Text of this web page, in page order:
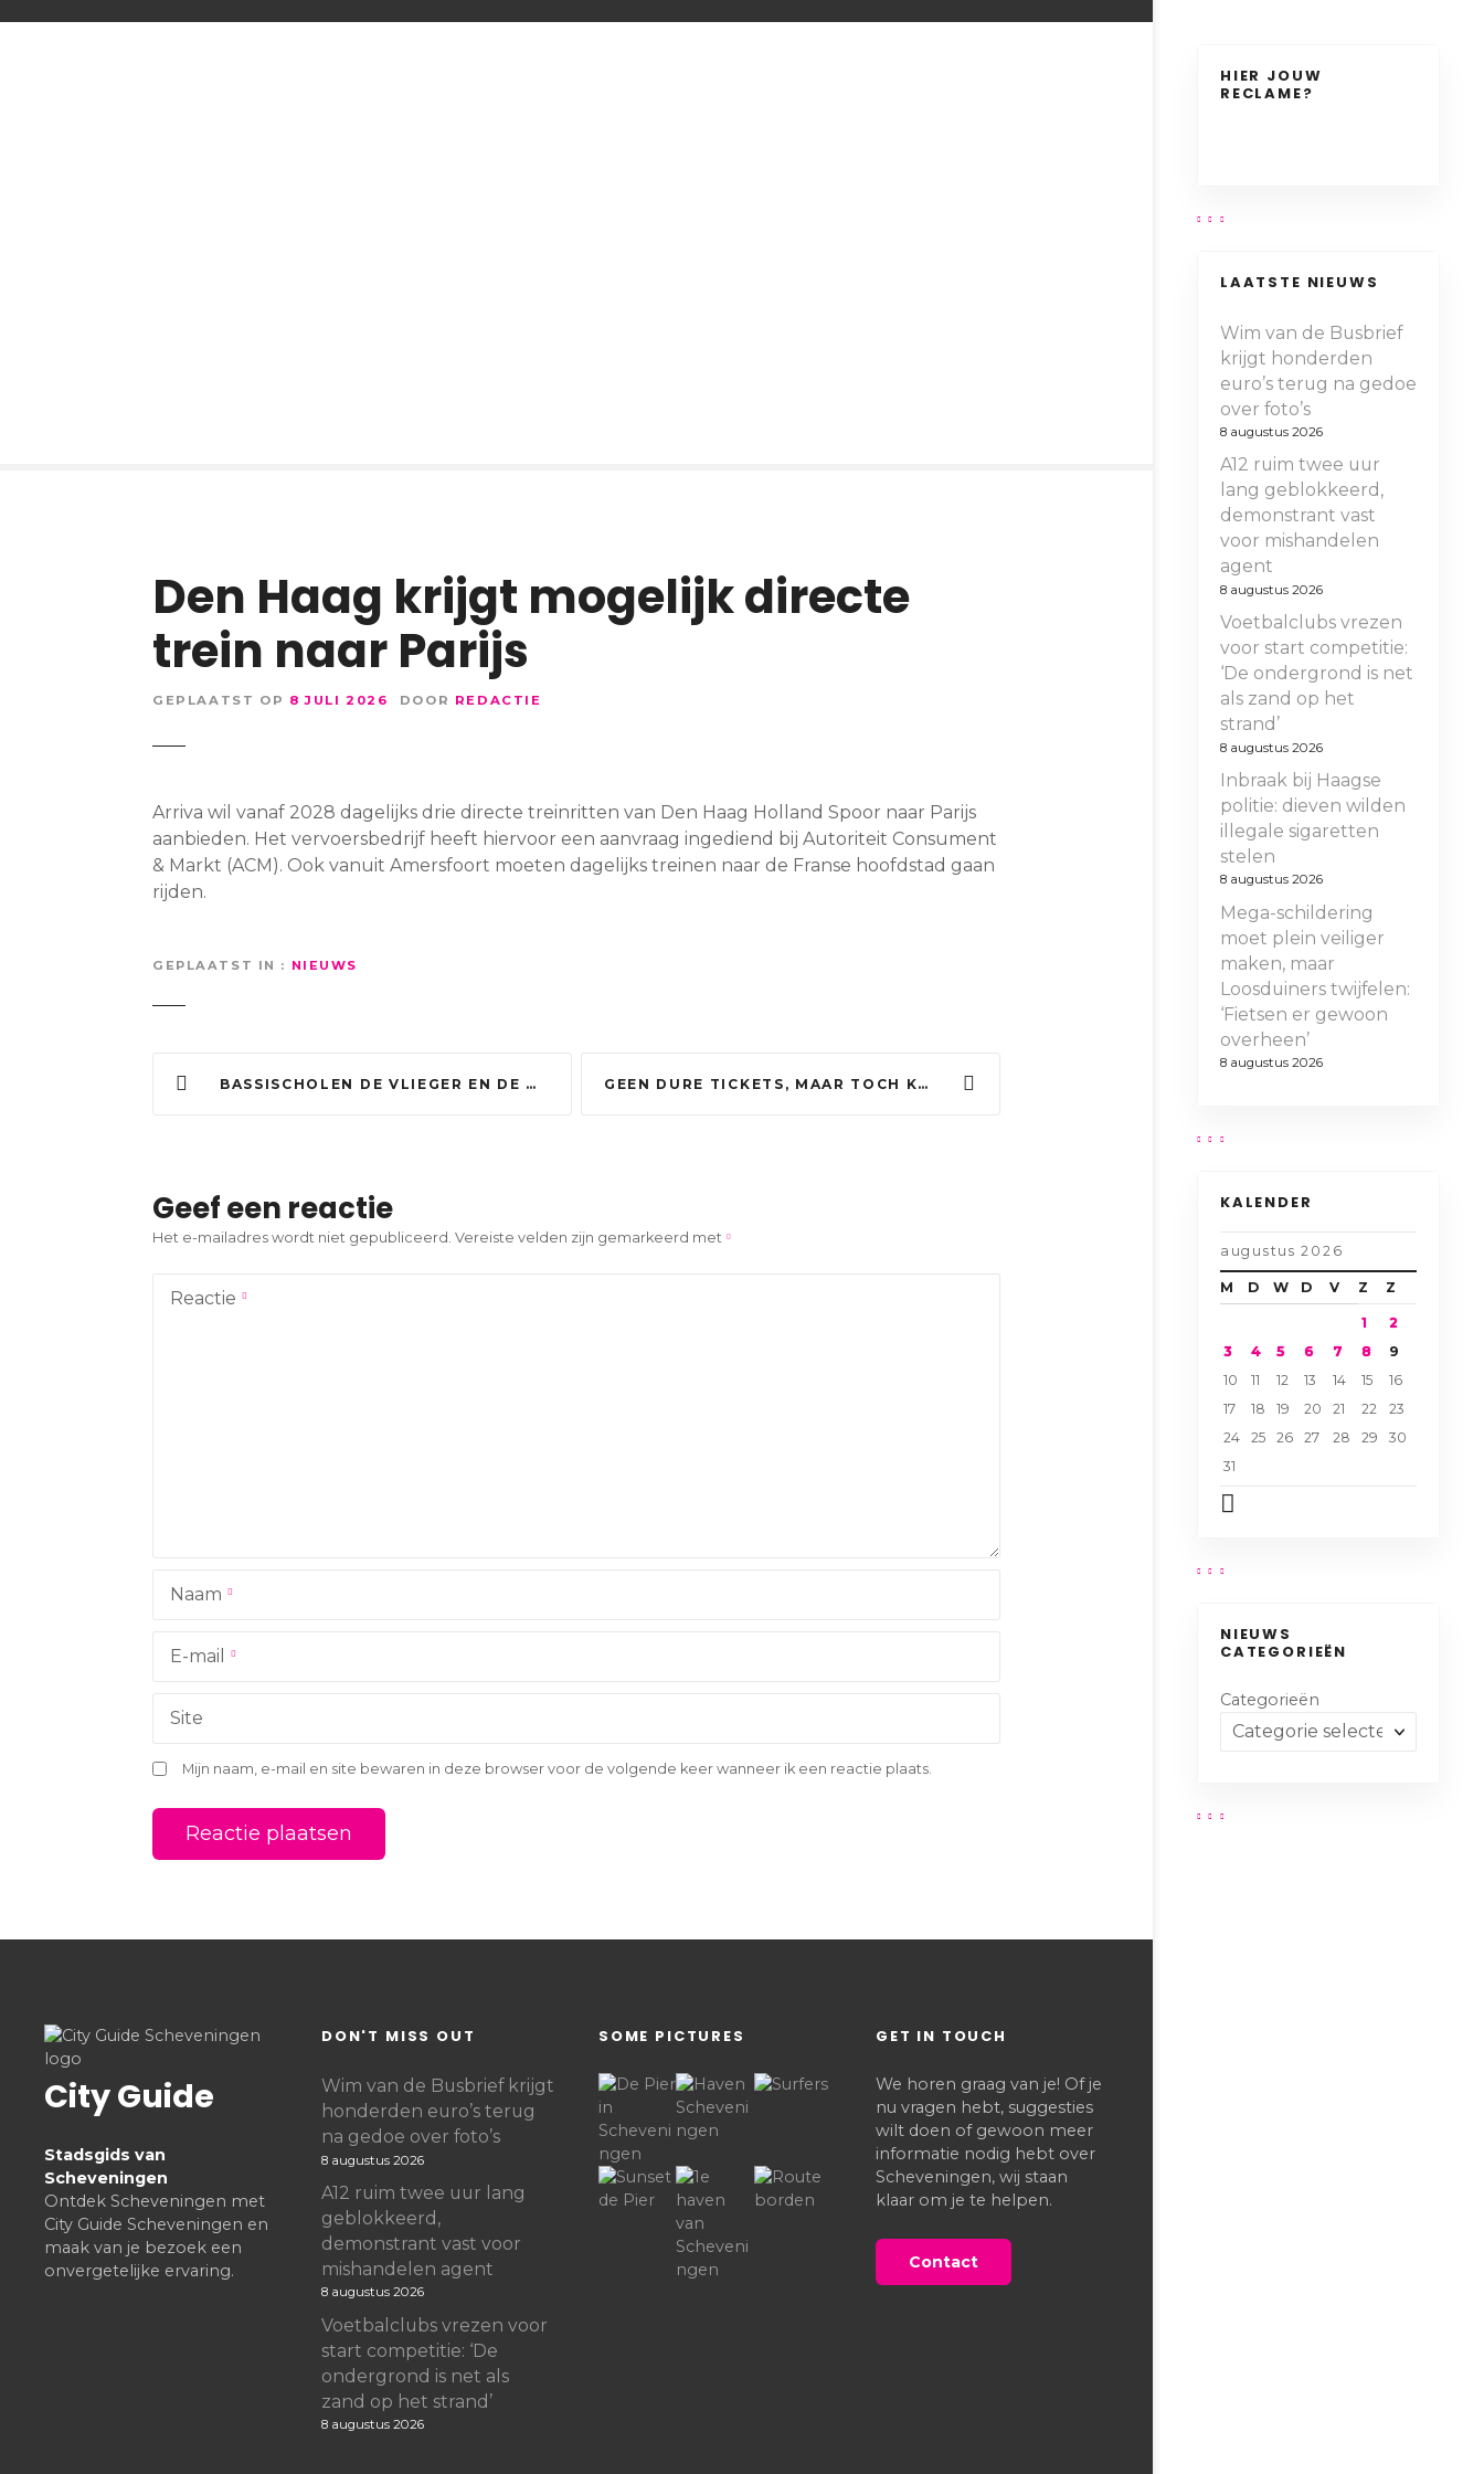
Den Haag krijgt mogelijk directe
trein naar Parijs
GEPLAATST OP 8 JULI 2026 DOOR REDACTIE
Arriva wil vanaf 2028 dagelijks drie directe treinritten van Den Haag Holland Spoor naar Parijs
aanbieden. Het vervoersbedrijf heeft hiervoor een aanvraag ingediend bij Autoriteit Consument
& Markt (ACM). Ook vanuit Amersfoort moeten dagelijks treinen naar de Franse hoofdstad gaan
rijden.
GEPLAATST IN NIEUWS
i
c
h
a
e
BASSISCHOLEN DE VLIEGER EN DE GELDERLANDSCHOOL PAKKEN TITEL HAAGSE SHUFFLE GEEN DURE TICKETS, MAAR TOCH KRIJGEN MENSEN OPTREDEN VAN WERELDSTER MEE AAN OVERKANT WATER
Geef een reactie
Het e-mailadres wordt niet gepubliceerd. Vereiste velden zijn gemarkeerd met
Reactie
Naam
E-mail
Site
Mijn naam, e-mail en site bewaren in deze browser voor de volgende keer wanneer ik een reactie plaats.
HIER JOUW
RECLAME?
LAATSTE NIEUWS
Wim van de Busbrief
krijgt honderden
euro’s terug na gedoe
over foto’s
8 augustus 2026
A12 ruim twee uur
lang geblokkeerd,
demonstrant vast
voor mishandelen
agent
8 augustus 2026
Voetbalclubs vrezen
voor start competitie:
‘De ondergrond is net
als zand op het
strand’
8 augustus 2026
Inbraak bij Haagse
politie: dieven wilden
illegale sigaretten
stelen
8 augustus 2026
Mega-schildering
moet plein veiliger
maken, maar
Loosduiners twijfelen:
‘Fietsen er gewoon
overheen’
8 augustus 2026
KALENDER
augustus 2026
M D W D V Z Z
1
2
3
4 5 6 7 8
9
10
11 12 13 14 15
16
17
18 19 20 21 22
23
24
25 26 27 28 29
30
31
NIEUWS
CATEGORIEËN
Categorieën
City Guide
Stadsgids van
Scheveningen
Ontdek Scheveningen met
City Guide Scheveningen en
maak van je bezoek een
onvergetelijke ervaring.
DON'T MISS OUT
Wim van de Busbrief krijgt
honderden euro’s terug
na gedoe over foto’s
8 augustus 2026
A12 ruim twee uur lang
geblokkeerd,
demonstrant vast voor
mishandelen agent
8 augustus 2026
Voetbalclubs vrezen voor
start competitie: ‘De
ondergrond is net als
zand op het strand’
8 augustus 2026
SOME PICTURES GET IN TOUCH
We horen graag van je! Of je
nu vragen hebt, suggesties
wilt doen of gewoon meer
informatie nodig hebt over
Scheveningen, wij staan
klaar om je te helpen.
Contact